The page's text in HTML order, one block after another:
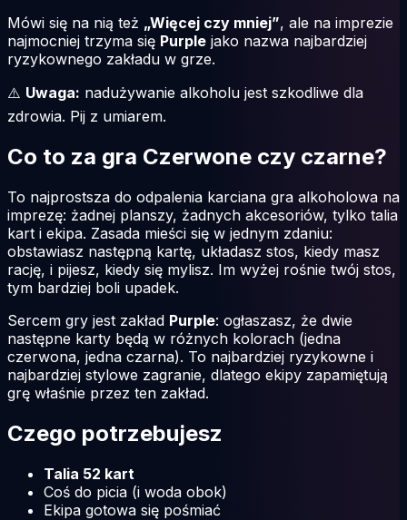
Mówi się na nią też „Więcej czy mniej”, ale na imprezie
najmocniej trzyma się Purple jako nazwa najbardziej
ryzykownego zakładu w grze.
⚠️ Uwaga: nadużywanie alkoholu jest szkodliwe dla
zdrowia. Pij z umiarem.
Co to za gra Czerwone czy czarne?
To najprostsza do odpalenia karciana gra alkoholowa na
imprezę: żadnej planszy, żadnych akcesoriów, tylko talia
kart i ekipa. Zasada mieści się w jednym zdaniu:
obstawiasz następną kartę, układasz stos, kiedy masz
rację, i pijesz, kiedy się mylisz. Im wyżej rośnie twój stos,
tym bardziej boli upadek.
Sercem gry jest zakład Purple: ogłaszasz, że dwie
następne karty będą w różnych kolorach (jedna
czerwona, jedna czarna). To najbardziej ryzykowne i
najbardziej stylowe zagranie, dlatego ekipy zapamiętują
grę właśnie przez ten zakład.
Czego potrzebujesz
Talia 52 kart
Coś do picia (i woda obok)
Ekipa gotowa się pośmiać